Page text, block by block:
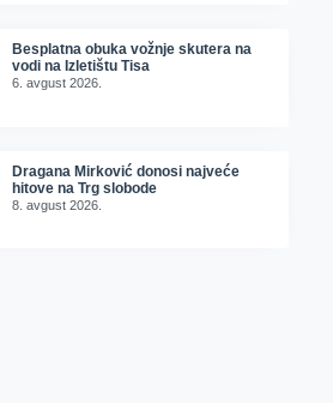
Besplatna obuka vožnje skutera na
vodi na Izletištu Tisa
6. avgust 2026.
Dragana Mirković donosi najveće
hitove na Trg slobode
8. avgust 2026.